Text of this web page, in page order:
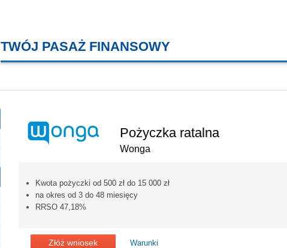
TWÓJ PASAŻ FINANSOWY
Pożyczka ratalna
Wonga
Kwota pożyczki od 500 zł do 15 000 zł
na okres od 3 do 48 miesięcy
RRSO 47,18%
Złóż wniosek Warunki